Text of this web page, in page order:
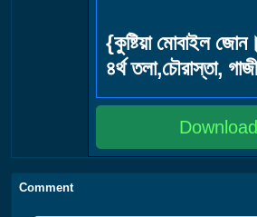
{কুষ্টিয়া মোবাইল
৪র্থ তলা,চৌরাস্তা,
Comment